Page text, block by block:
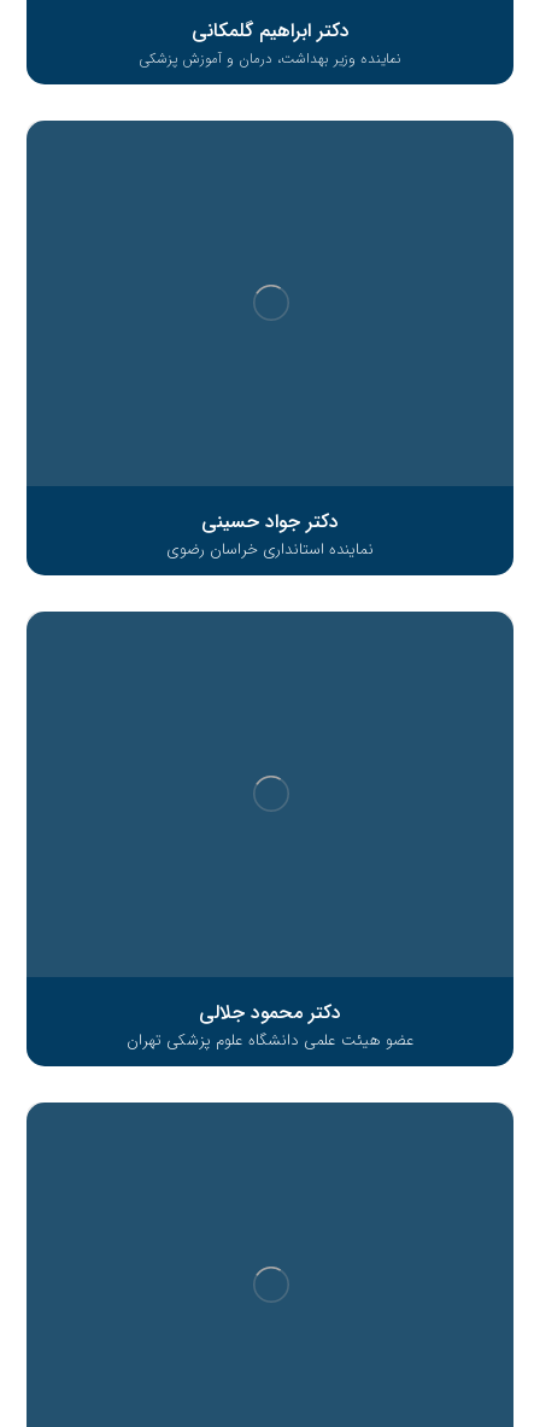
دکتر ابراهیم گلمکانی
نماینده وزیر بهداشت، درمان و آموزش پزشکی
دکتر جواد حسینی
نماینده استانداری خراسان رضوی
دکتر محمود جلالی
عضو هیئت علمی دانشگاه علوم پزشکی تهران